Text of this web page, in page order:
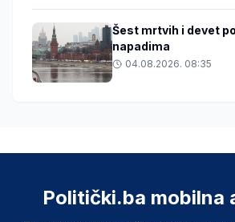
Šest mrtvih i devet
napadima
04.08.2026. 08:35
Politički.ba mobilna